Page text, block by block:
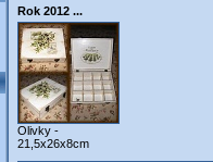
Rok 2012 ...
Olivky -
21,5x26x8cm